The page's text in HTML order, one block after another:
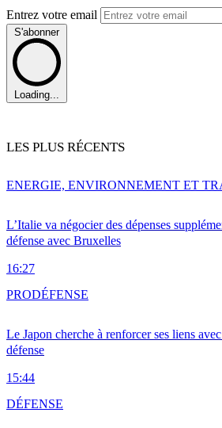
Entrez votre email
S'abonner
Loading...
LES PLUS RÉCENTS
L’Italie va négocier des dépenses
défense avec Bruxelles
16:27
ENERGIE, ENVIRONNEMENT ET
Le Japon cherche à renforcer ses liens
défense
15:44
PRODÉFENSE
DÉFENSE